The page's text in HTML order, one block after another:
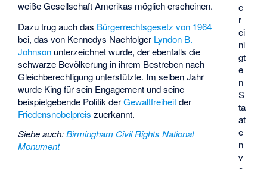
e
r
ei
ni
gt
e
n
S
ta
at
e
n
v
weiße Gesellschaft Amerikas möglich erscheinen.
Dazu trug auch das Bürgerrechtsgesetz von 1964
bei, das von Kennedys Nachfolger Lyndon B.
Johnson unterzeichnet wurde, der ebenfalls die
schwarze Bevölkerung in ihrem Bestreben nach
Gleichberechtigung unterstützte. Im selben Jahr
wurde King für sein Engagement und seine
beispielgebende Politik derGewaltfreiheitder
Friedensnobelpreis zuerkannt.
Siehe auch:Birmingham Civil Rights National
Monument